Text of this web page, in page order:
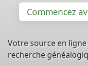
Commencez
Votre source en
recherche